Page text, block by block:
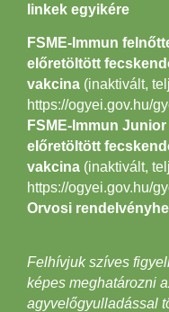
linkek egyikére
FSME-Immun
előretöltött
vakcina (inaktivált,
https://ogyei.gov.hu/
FSME-Immun
előretöltött
vakcina (inaktivált,
https://ogyei.gov.hu/
Orvosi
Felhívjuk szíves
képes meghatározni
agyvelőgyulladással